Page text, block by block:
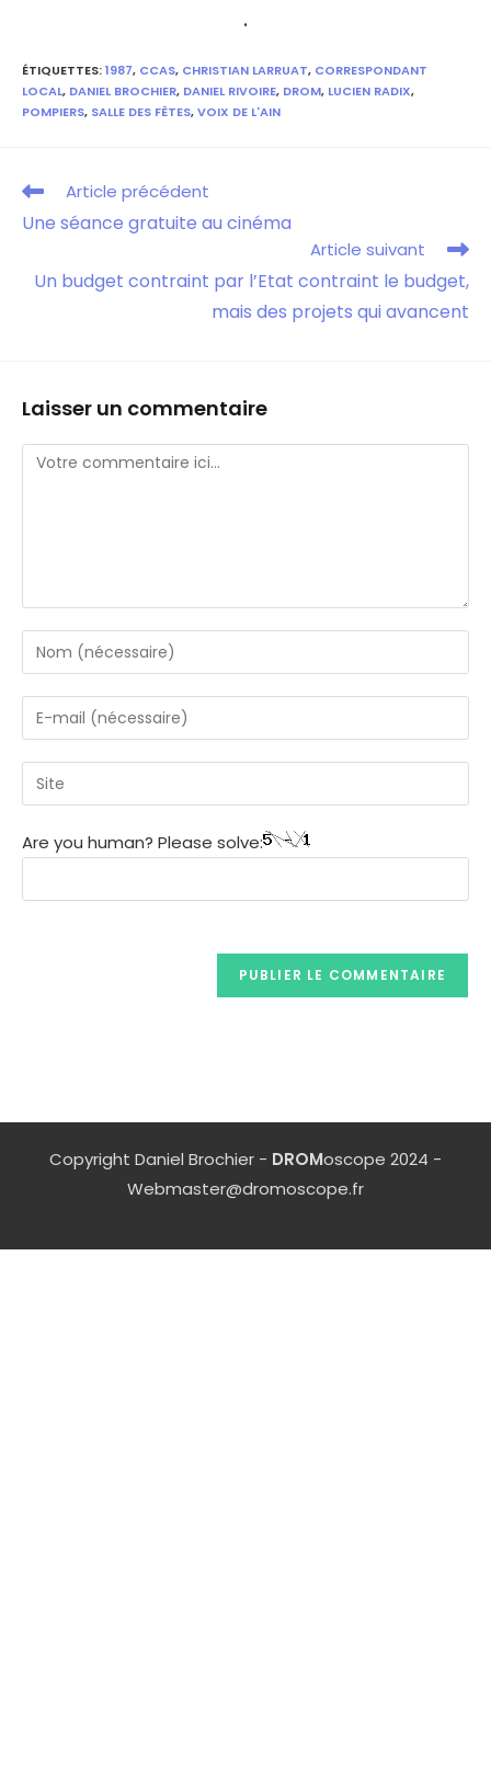
.
ÉTIQUETTES:1987, CCAS, CHRISTIAN LARRUAT, CORRESPONDANT
LOCAL, DANIEL BROCHIER, DANIEL RIVOIRE, DROM, LUCIEN RADIX,
POMPIERS, SALLE DES FÊTES,VOIX DE L'AIN
Article précédent
Une séance gratuite au cinéma
Article suivant
Un budget contraint par l’Etat contraint le budget,
mais des projets qui avancent
Laisser un commentaire
Are you human? Please solve:
Copyright Daniel Brochier - DROMoscope 2024 -
Webmaster@dromoscope.fr